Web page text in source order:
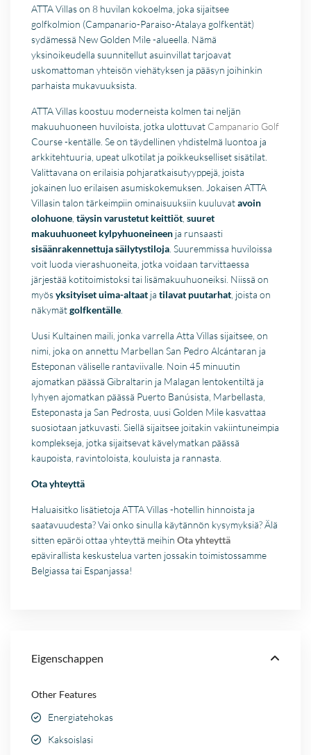
ATTA Villas on 8 huvilan kokoelma, joka sijaitsee
golfkolmion (Campanario-Paraiso-Atalaya golfkentät)
sydämessä New Golden Mile -alueella. Nämä
yksinoikeudella suunnitellut asuinvillat tarjoavat
uskomattoman yhteisön viehätyksen ja pääsyn joihinkin
parhaista mukavuuksista.
ATTA Villas koostuu moderneista kolmen tai neljän
makuuhuoneen huviloista, jotka ulottuvat Campanario Golf
Course -kentälle. Se on täydellinen yhdistelmä luontoa ja
arkkitehtuuria, upeat ulkotilat ja poikkeukselliset sisätilat.
Valittavana on erilaisia pohjaratkaisutyyppejä, joista
jokainen luo erilaisen asumiskokemuksen. Jokaisen ATTA
Villasin talon tärkeimpiin ominaisuuksiin kuuluvatavoin
olohuone ,täysin varustetut keittiöt ,suuret
makuuhuoneet kylpyhuoneineen ja runsaasti
sisäänrakennettuja säilytystiloja . Suuremmissa huviloissa
voit luoda vierashuoneita, jotka voidaan tarvittaessa
järjestää kotitoimistoksi tai lisämakuuhuoneiksi. Niissä on
myösyksityiset uima-altaat jatilavat puutarhat , joista on
näkymätgolfkentälle
Uusi Kultainen maili, jonka varrella Atta Villas sijaitsee, on
nimi, joka on annettu Marbellan San Pedro Alcántaran ja
Esteponan väliselle rantaviivalle. Noin 45 minuutin
ajomatkan päässä Gibraltarin ja Malagan lentokentiltä ja
lyhyen ajomatkan päässä Puerto Banúsista, Marbellasta,
Esteponasta ja San Pedrosta, uusi Golden Mile kasvattaa
suosiotaan jatkuvasti. Siellä sijaitsee joitakin vakiintuneimpia
komplekseja, jotka sijaitsevat kävelymatkan päässä
kaupoista, ravintoloista, kouluista ja rannasta.
Ota yhteyttä
Haluaisitko lisätietoja ATTA Villas -hotellin hinnoista ja
saatavuudesta? Vai onko sinulla käytännön kysymyksiä? Älä
sitten epäröi ottaa yhteyttä meihinOta yhteyttä
epävirallista keskustelua varten jossakin toimistossamme
Belgiassa tai Espanjassa!
Eigenschappen
Other Features
Energiatehokas
Kaksoislasi